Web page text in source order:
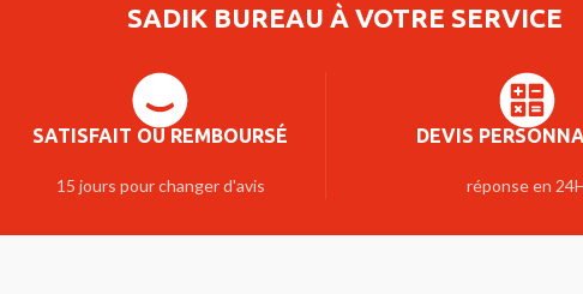
SADIK BUREAU À VOTRE SERVICE
SATISFAIT OU REMBOURSÉ
15 jours pour changer d'avis
DEVIS
réponse en